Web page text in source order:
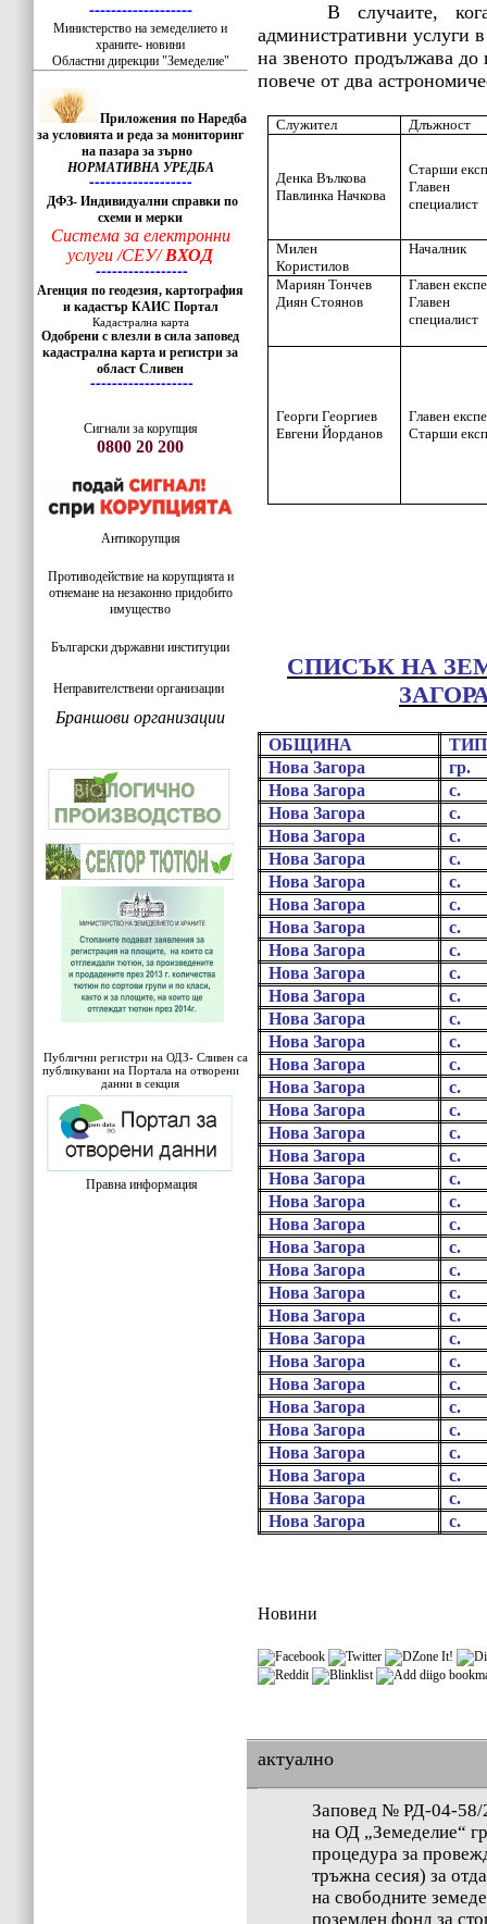
-------------------
Министерство на земеделието и
храните- новини
Областни дирекции "Земеделие"
Приложения по Наредба
за условията и реда за мониторинг
на пазара за зърно
НОРМАТИВНА УРЕДБА
-------------------
ДФЗ- Индивидуални справки по
схеми и мерки
Система за електронни
услуги /СЕУ/ВХОД
-----------------
Агенция по геодезия, картография
и кадастър КАИС Портал
Кадастрална карта
Одобрени с влезли в сила заповед
кадастрална карта и регистри за
област Сливен
-------------------
Сигнали за корупция
0800 20 200
Антикорупция
Противодействие на корупцията и
отнемане на незаконно придобито
имущество
Български държавни институции
Неправителствени организации
Браншови организации
Публични регистри на ОДЗ- Сливен са
публикувани на Портала на отворени
данни в секция
Правна информация
В случаите,
административни услуги
на звеното продължава
повече от два
Служител Длъжност
Денка Вълкова
Павлинка Начкова
Старши
Главен
специалист
Милен
Користилов
Началник
Мариян Тончев
Диян Стоянов
Главен
Главен
специалист
Георги Георгиев
Евгени Йорданов
Главен
Старши
СПИСЪК НА
ОБЩИНА
ТИП
Нова Загора
гр.
Нова Загора
с.
Нова Загора
с.
Нова Загора
с.
Нова Загора
с.
Нова Загора
с.
Нова Загора
с.
Нова Загора
с.
Нова Загора
с.
Нова Загора
с.
Нова Загора
с.
Нова Загора
с.
Нова Загора
с.
Нова Загора
с.
Нова Загора
с.
Нова Загора
с.
Нова Загора
с.
Нова Загора
с.
Нова Загора
с.
Нова Загора
с.
Нова Загора
с.
Нова Загора
с.
Нова Загора
с.
Нова Загора
с.
Нова Загора
с.
Нова Загора
с.
Нова Загора
с.
Нова Загора
с.
Нова Загора
с.
Нова Загора
с.
Нова Загора
с.
Нова Загора
с.
Нова Загора
с.
Нова Загора
с.
Новини
актуално
Заповед № РД-04-58/
на ОД „Земеделие“
процедура за
тръжна сесия) за
на свободните
поземлен фонд за